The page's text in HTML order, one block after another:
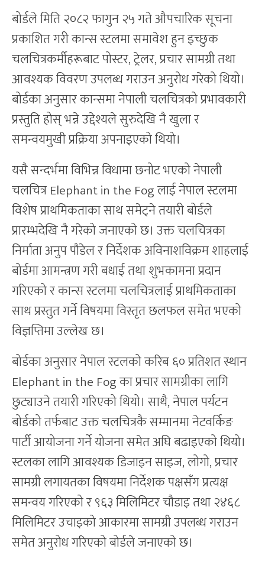
बोर्डले मिति २०८२ फागुन २५ गते औपचारिक सूचना
प्रकाशित गरी कान्स स्टलमा समावेश हुन इच्छुक
चलचित्रकर्मीहरूबाट पोस्टर, ट्रेलर, प्रचार सामग्री तथा
आवश्यक विवरण उपलब्ध गराउन अनुरोध गरेको थियो।
बोर्डका अनुसार कान्समा नेपाली चलचित्रको प्रभावकारी
प्रस्तुति होस् भन्ने उद्देश्यले सुरुदेखि नै खुला र
समन्वयमुखी प्रक्रिया अपनाइएको थियो।
यसै सन्दर्भमा विभिन्न विधामा छनोट भएको नेपाली
चलचित्र Elephant in the Fog लाई नेपाल स्टलमा
विशेष प्राथमिकताका साथ समेट्ने तयारी बोर्डले
प्रारम्भदेखि नै गरेको जनाएको छ। उक्त चलचित्रका
निर्माता अनुप पौडेल र निर्देशक अविनाशविक्रम शाहलाई
बोर्डमा आमन्त्रण गरी बधाई तथा शुभकामना प्रदान
गरिएको र कान्स स्टलमा चलचित्रलाई प्राथमिकताका
साथ प्रस्तुत गर्ने विषयमा विस्तृत छलफल समेत भएको
विज्ञप्तिमा उल्लेख छ।
बोर्डका अनुसार नेपाल स्टलको करिब ६० प्रतिशत स्थान
Elephant in the Fog का प्रचार सामग्रीका लागि
छुट्याउने तयारी गरिएको थियो। साथै, नेपाल पर्यटन
बोर्डको तर्फबाट उक्त चलचित्रकै सम्मानमा नेटवर्किङ
पार्टी आयोजना गर्ने योजना समेत अघि बढाइएको थियो।
स्टलका लागि आवश्यक डिजाइन साइज, लोगो, प्रचार
सामग्री लगायतका विषयमा निर्देशक पक्षसँग प्रत्यक्ष
समन्वय गरिएको र ९६३ मिलिमिटर चौडाइ तथा २४६८
मिलिमिटर उचाइको आकारमा सामग्री उपलब्ध गराउन
समेत अनुरोध गरिएको बोर्डले जनाएको छ।